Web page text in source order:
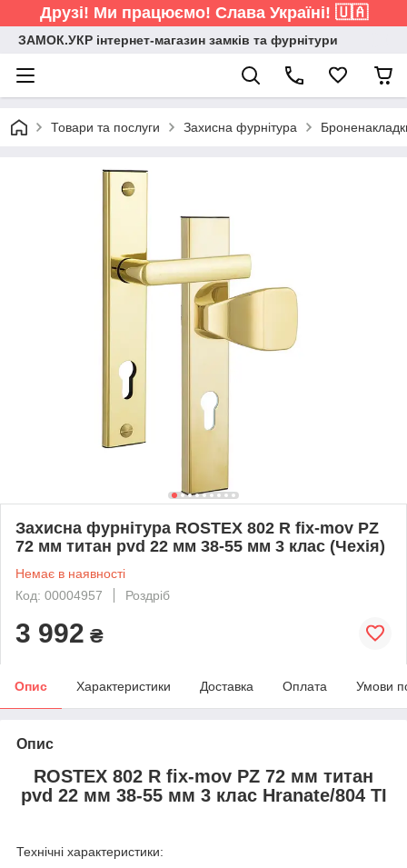
Друзі! Ми працюємо! Слава Україні! 🇺🇦
ЗАМОК.УКР інтернет-магазин замків та фурнітури
Товари та послуги Захисна фурнітура
Захисна фурнітура ROSTEX 802 R fix-mov PZ
72 мм титан pvd 22 мм 38-55 мм 3 клас (Чехія)
Немає в наявності
Код: 00004957
Роздріб
3 992 ₴
Опис Характеристики Доставка Оплата Умови
Опис
ROSTEX 802 R fix-mov PZ 72 мм титан
pvd 22 мм 38-55 мм 3 клас Hranate/804 TI
Технічні характеристики: